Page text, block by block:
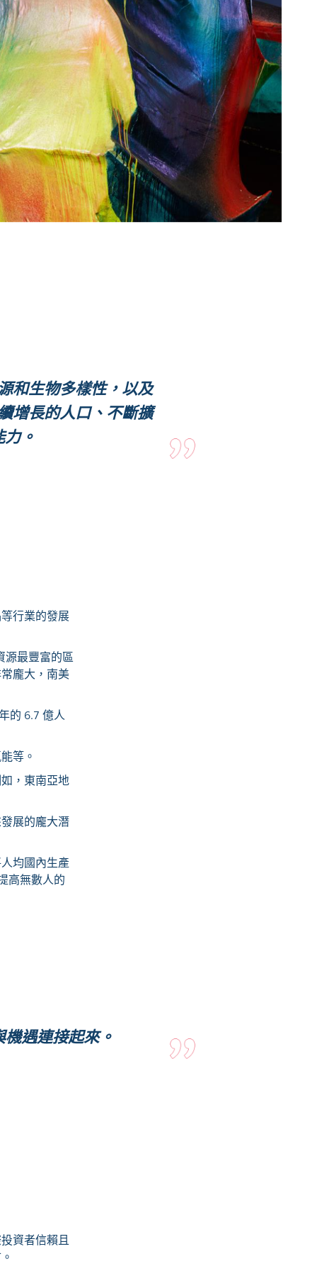
和生物多樣性，以及
增長的人口、不斷擴
。
行業的發展
源最豐富的區
龐大，南美
的 6.7 億人
等。
，東南亞地
展的龐大潛
均國內生產
高無數人的
遇連接起來。
資者信賴且